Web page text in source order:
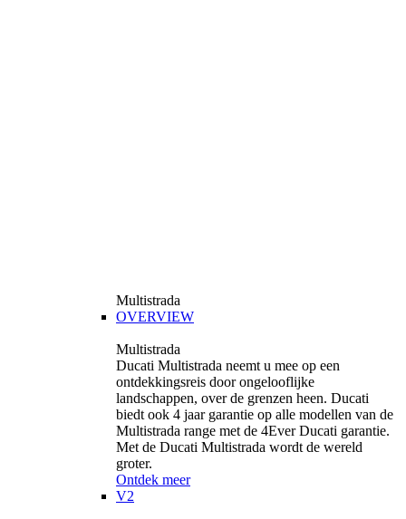
Multistrada
OVERVIEW
Multistrada
Ducati Multistrada neemt u mee op een
ontdekkingsreis door ongelooflijke
landschappen, over de grenzen heen. Ducati
biedt ook 4 jaar garantie op alle modellen van de
Multistrada range met de 4Ever Ducati garantie.
Met de Ducati Multistrada wordt de wereld
groter.
Ontdek meer
V2